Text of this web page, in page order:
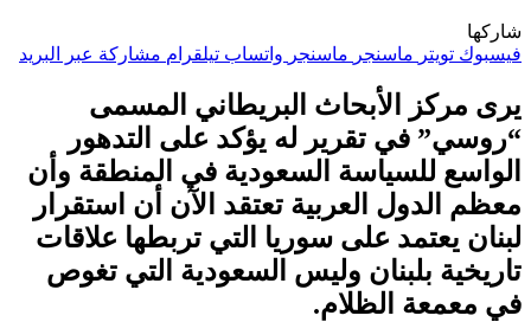
شاركها
فيسبوك تويتر ماسنجر ماسنجر واتساب تيلقرام مشاركة عبر البريد
يرى مركز الأبحاث البريطاني المسمى
“روسي” في تقرير له يؤكد على التدهور
الواسع للسياسة السعودية في المنطقة وأن
معظم الدول العربية تعتقد الآن أن استقرار
لبنان يعتمد على سوريا التي تربطها علاقات
تاريخية بلبنان وليس السعودية التي تغوص
في معمعة الظلام.